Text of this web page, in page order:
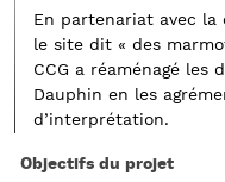
En partenariat avec la
le site dit « des
CCG a réaménagé les
Dauphin en les
d’interprétation.
Objectifs du projet